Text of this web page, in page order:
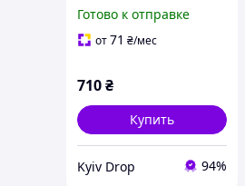
ходьбы+треккинг
(пара) красные
Готово к отправке
от71 ₴/мес
710₴
Купить
Kyiv Drop 94%